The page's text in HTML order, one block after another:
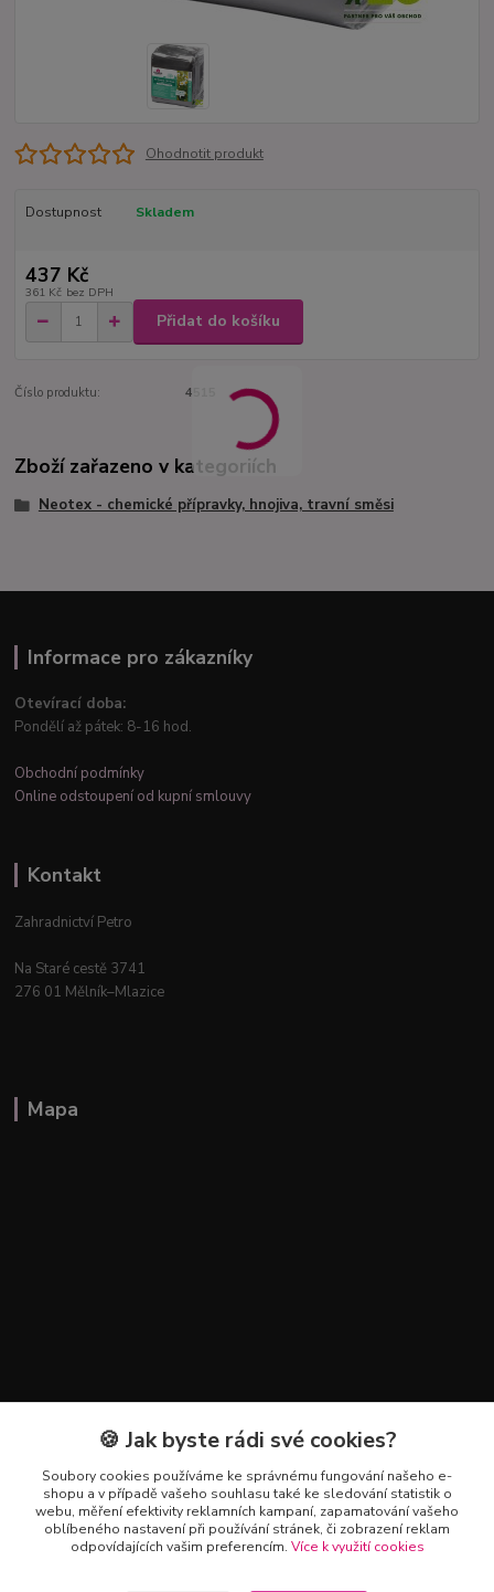
Ohodnotit produkt
Dostupnost Skladem
437 Kč
361 Kč bez DPH
Přidat do košíku
Číslo produktu: 4515
Zboží zařazeno v kategoriích
Neotex - chemické přípravky, hnojiva, travní směsi
Informace pro zákazníky
Otevírací doba:
Pondělí až pátek: 8-16 hod.
Obchodní podmínky
Online odstoupení od kupní smlouvy
Kontakt
Zahradnictví Petro
Na Staré cestě 3741
276 01 Mělník–Mlazice
Mapa
Kontakty
+420 602 223 614
info@zahradnictvipetro.cz
🍪 Jak byste rádi své cookies?
Soubory cookies používáme ke správnému fungování našeho e-
shopu a v případě vašeho souhlasu také ke sledování statistik o
webu, měření efektivity reklamních kampaní, zapamatování vašeho
oblíbeného nastavení při používání stránek, či zobrazení reklam
odpovídajících vašim preferencím. Více k využití cookies